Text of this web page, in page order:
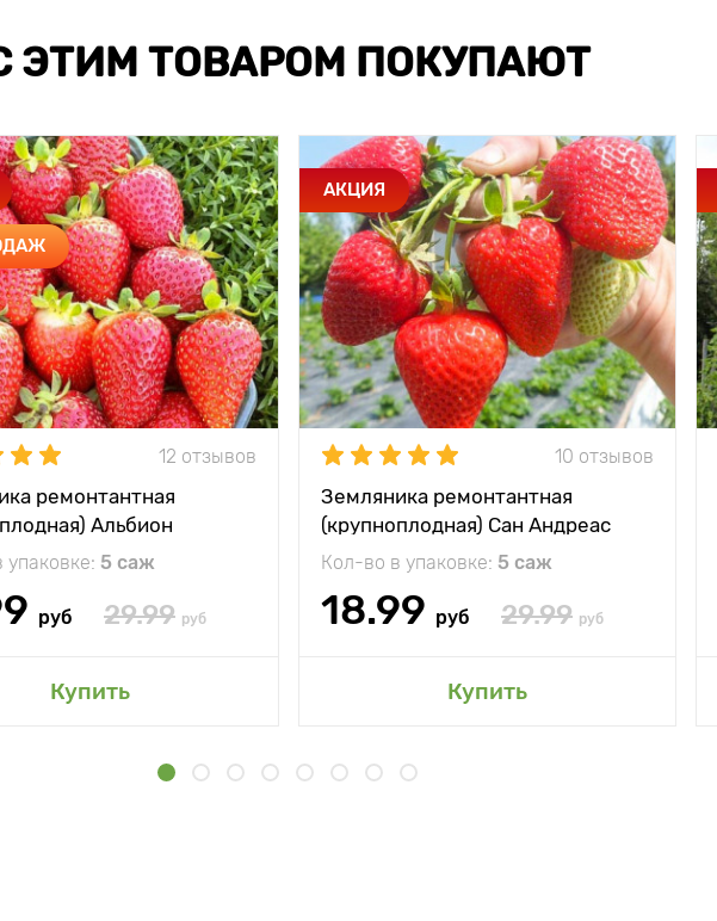
ЭТИМ ТОВАРОМ ПОКУПАЮТ
12 отзывов
ремонтантная
Альбион
5 саж
руб 29.99 руб
Купить
АКЦИЯ
10 отзывов
Земляника ремонтантная
(крупноплодная) Сан Андреас
Кол-во в упаковке: 5 саж
18.99 руб 29.99 руб
Купить